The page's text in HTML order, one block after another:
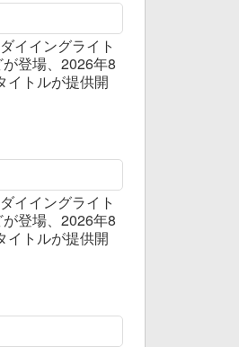
イイングライト
登場、2026年8
イトルが提供開
イイングライト
登場、2026年8
イトルが提供開